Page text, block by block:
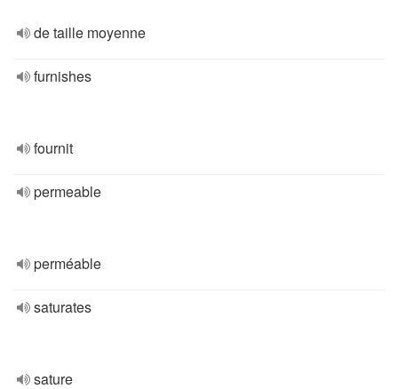
de taille moyenne
furnishes
fournit
permeable
perméable
saturates
sature